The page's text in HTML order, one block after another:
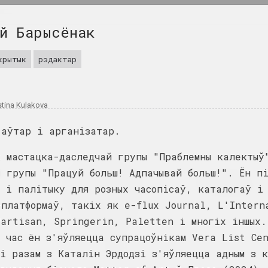
SAMASIEJ Festiwal
Białoruskiej
Sztuki Wideo
2025. штаб фестывалю
Аксана Гурыновіч
Грыб і воблака
2025. даследчы праект, персанальная
без
Сям'я як выбар
2025. групавы праект
Барысёнак
рэдактар
Kulakova
і арганізатар.
мастацка-даследчай групы "Праблемны
групы "Працуй больш! Адпачывай больш!". Ён
і палітыку для розных часопісаў, каталогаў і
платформаў, такіх як e-flux Journal,
Springerin, Paletten і многіх
час ён з'яўляецца супрацоўнікам Vera List
разам з Каталін Эрдодзі з'яўляецца адным з